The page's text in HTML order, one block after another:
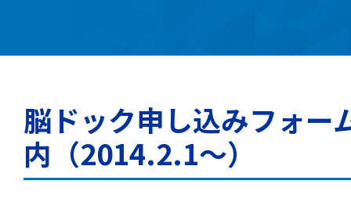
脳ドック申し込みフォー
内（2014.2.1～）